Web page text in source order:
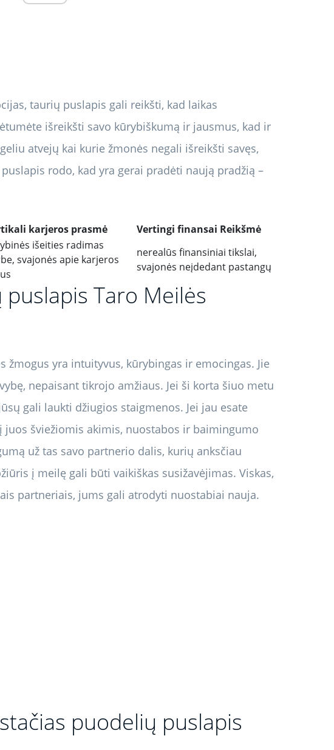
taurių puslapis gali reikšti, kad laikas
išreikšti savo kūrybiškumą ir jausmus, kad ir
atvejų kai kurie žmonės negali išreikšti savęs,
rodo, kad yra gerai pradėti naują pradžią –
karjeros prasmė
Vertingi finansai Reikšmė
išeities radimas
svajonės apie karjeros
nerealūs finansiniai tikslai,
svajonės neįdedant pastangų
Taro Meilės
yra intuityvus, kūrybingas ir emocingas. Jie
nepaisant tikrojo amžiaus. Jei ši korta šiuo metu
gali laukti džiugios staigmenos. Jei jau esate
juos šviežiomis akimis, nuostabos ir baimingumo
už tas savo partnerio dalis, kurių anksčiau
į meilę gali būti vaikiškas susižavėjimas. Viskas,
partneriais, jums gali atrodyti nuostabiai nauja.
puodelių puslapis